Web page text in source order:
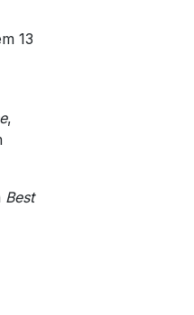
13
,
Best